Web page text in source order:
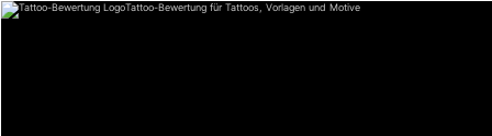
Tattoo-Bewertung für Tattoos, Vorlagen und Motive